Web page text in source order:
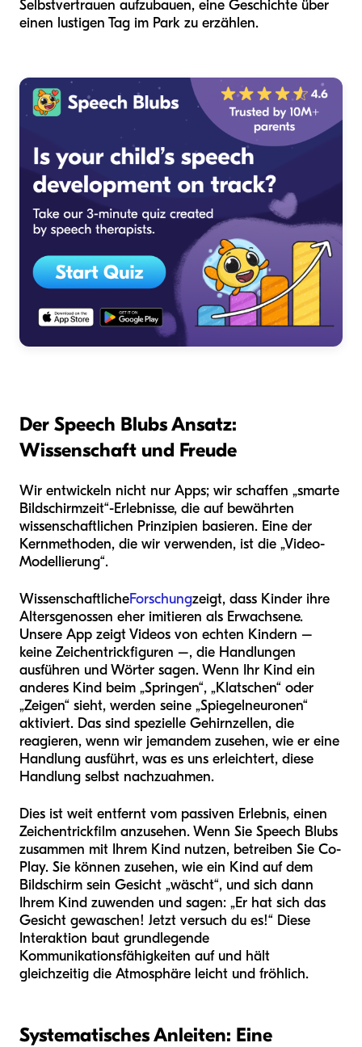
Selbstvertrauen aufzubauen, eine Geschichte über
einen lustigen Tag im Park zu erzählen.
Der Speech Blubs Ansatz:
Wissenschaft und Freude
Wir entwickeln nicht nur Apps; wir schaffen „smarte
Bildschirmzeit“-Erlebnisse, die auf bewährten
wissenschaftlichen Prinzipien basieren. Eine der
Kernmethoden, die wir verwenden, ist die „Video-
Modellierung“.
WissenschaftlicheForschungzeigt, dass Kinder ihre
Altersgenossen eher imitieren als Erwachsene.
Unsere App zeigt Videos von echten Kindern –
keine Zeichentrickfiguren –, die Handlungen
ausführen und Wörter sagen. Wenn Ihr Kind ein
anderes Kind beim „Springen“, „Klatschen“ oder
„Zeigen“ sieht, werden seine „Spiegelneuronen“
aktiviert. Das sind spezielle Gehirnzellen, die
reagieren, wenn wir jemandem zusehen, wie er eine
Handlung ausführt, was es uns erleichtert, diese
Handlung selbst nachzuahmen.
Dies ist weit entfernt vom passiven Erlebnis, einen
Zeichentrickfilm anzusehen. Wenn Sie Speech Blubs
zusammen mit Ihrem Kind nutzen, betreiben Sie Co-
Play. Sie können zusehen, wie ein Kind auf dem
Bildschirm sein Gesicht „wäscht“, und sich dann
Ihrem Kind zuwenden und sagen: „Er hat sich das
Gesicht gewaschen! Jetzt versuch du es!“ Diese
Interaktion baut grundlegende
Kommunikationsfähigkeiten auf und hält
gleichzeitig die Atmosphäre leicht und fröhlich.
Systematisches Anleiten: Eine